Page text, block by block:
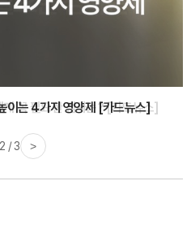
이는 4가지 영양제 [카드뉴스]
3 / 3 >